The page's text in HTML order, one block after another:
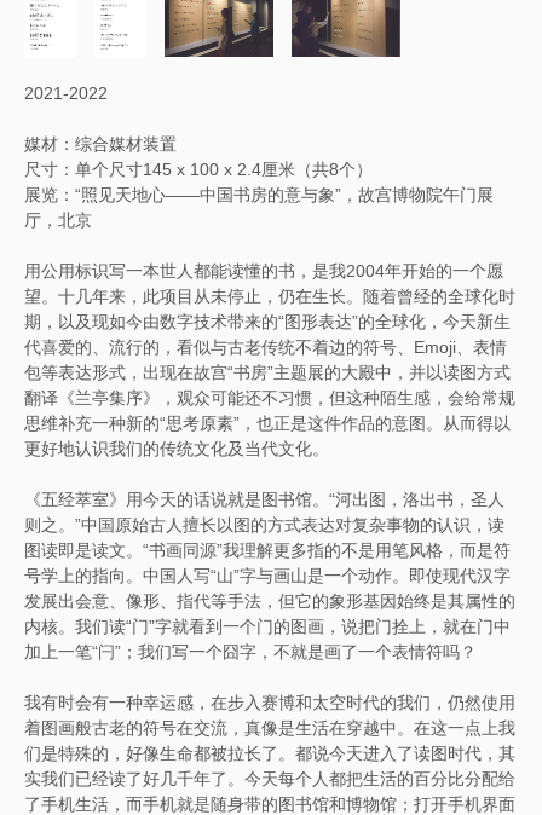
2021-2022
媒材：综合媒材装置
尺寸：单个尺寸145 x 100 x 2.4厘米（共8个）
展览：“照见天地心——中国书房的意与象”，故宫博物院午门展
厅，北京
用公用标识写一本世人都能读懂的书，是我2004年开始的一个愿
望。十几年来，此项目从未停止，仍在生长。随着曾经的全球化时
期，以及现如今由数字技术带来的“图形表达”的全球化，今天新生
代喜爱的、流行的，看似与古老传统不着边的符号、Emoji、表情
包等表达形式，出现在故宫“书房”主题展的大殿中，并以读图方式
翻译《兰亭集序》，观众可能还不习惯，但这种陌生感，会给常规
思维补充一种新的“思考原素”，也正是这件作品的意图。从而得以
更好地认识我们的传统文化及当代文化。
《五经萃室》用今天的话说就是图书馆。“河出图，洛出书，圣人
则之。”中国原始古人擅长以图的方式表达对复杂事物的认识，读
图读即是读文。“书画同源”我理解更多指的不是用笔风格，而是符
号学上的指向。中国人写“山”字与画山是一个动作。即使现代汉字
发展出会意、像形、指代等手法，但它的象形基因始终是其属性的
内核。我们读“门”字就看到一个门的图画，说把门拴上，就在门中
加上一笔“闩”；我们写一个囧字，不就是画了一个表情符吗？
我有时会有一种幸运感，在步入赛博和太空时代的我们，仍然使用
着图画般古老的符号在交流，真像是生活在穿越中。在这一点上我
们是特殊的，好像生命都被拉长了。都说今天进入了读图时代，其
实我们已经读了好几千年了。今天每个人都把生活的百分比分配给
了手机生活，而手机就是随身带的图书馆和博物馆；打开手机界面